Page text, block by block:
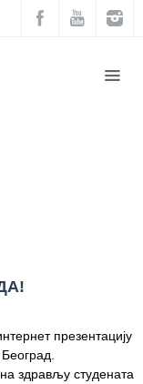
презентацију
здрављу студената